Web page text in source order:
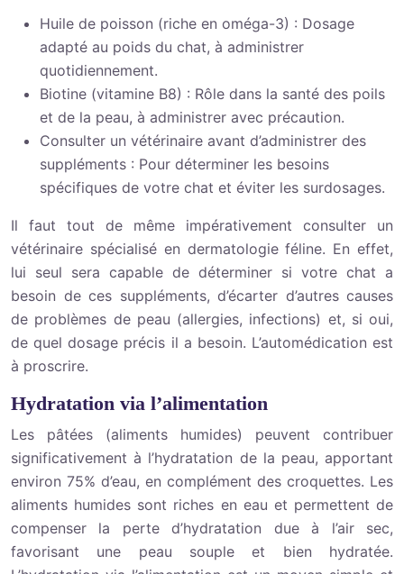
Huile de poisson (riche en oméga-3) : Dosage
adapté au poids du chat, à administrer
quotidiennement.
Biotine (vitamine B8) : Rôle dans la santé des poils
et de la peau, à administrer avec précaution.
Consulter un vétérinaire avant d’administrer des
suppléments : Pour déterminer les besoins
spécifiques de votre chat et éviter les surdosages.
Il faut tout de même impérativement consulter un
vétérinaire spécialisé en dermatologie féline. En effet,
lui seul sera capable de déterminer si votre chat a
besoin de ces suppléments, d’écarter d’autres causes
de problèmes de peau (allergies, infections) et, si oui,
de quel dosage précis il a besoin. L’automédication est
à proscrire.
Hydratation via l’alimentation
Les pâtées (aliments humides) peuvent contribuer
significativement à l’hydratation de la peau, apportant
environ 75% d’eau, en complément des croquettes. Les
aliments humides sont riches en eau et permettent de
compenser la perte d’hydratation due à l’air sec,
favorisant une peau souple et bien hydratée.